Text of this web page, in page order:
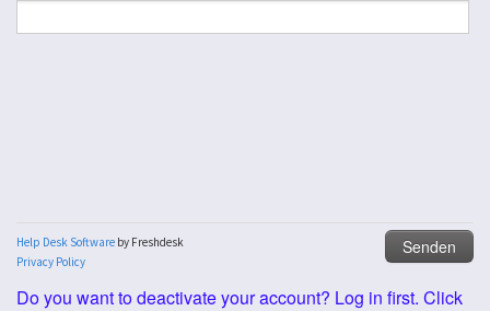
Do you want to deactivate your account? Log in first. Click